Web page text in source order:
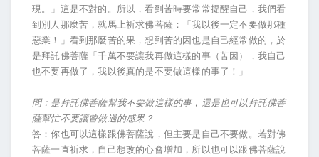
現。」這是不對的。所以，看到苦時要常常提醒自己，我們看
到別人那麼苦，就馬上祈求佛菩薩：「我以後一定不要做那種
惡業！」看到那麼苦的果，想到苦的因也是自己經常做的，於
是拜託佛菩薩「千萬不要讓我再做這樣的事（苦因），我自己
也不要再做了，我以後真的是不要做這樣的事了！」
問：是拜託佛菩薩幫我不要做這樣的事，還是也可以拜託佛菩
薩幫忙不要讓曾做過的感果？
答：你也可以這樣跟佛菩薩說，但主要是自己不要做。若對佛
菩薩一直祈求，自己想改的心會增加，所以也可以跟佛菩薩說